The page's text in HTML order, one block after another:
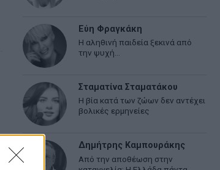
Εύη Φραγκάκη
Η αληθινή παιδεία ξεκινά από
την ψυχή…
Σταματίνα Σταματάκου
Η βία κατά των ζώων δεν αντέχει
βολικές ερμηνείες
Δημήτρης Καμπουράκης
Από την αποθέωση στην